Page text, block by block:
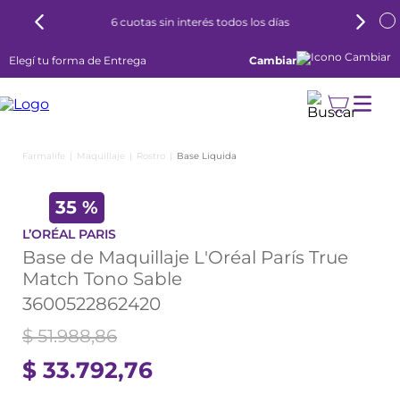
6 cuotas sin interés todos los días
Elegí tu forma de Entrega Cambiar
Maquillaje Rostro Base Liquida
35 %
L’ORÉAL PARIS
Base de Maquillaje L'Oréal París True
Match Tono Sable
3600522862420
$ 33.792,76
$ 51.988,86